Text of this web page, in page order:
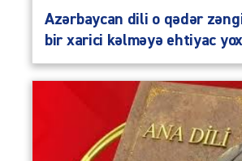
Azərbaycan dili o qədər
bir xarici kəlməyə ehtiyac